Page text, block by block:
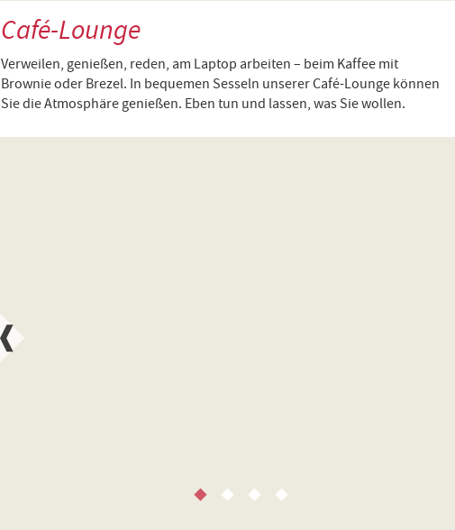
Café-Lounge
Verweilen, genießen, reden, am Laptop arbeiten – beim Kaffee mit
Brownie oder Brezel. In bequemen Sesseln unserer Café-Lounge können
Sie die Atmosphäre genießen. Eben tun und lassen, was Sie wollen.